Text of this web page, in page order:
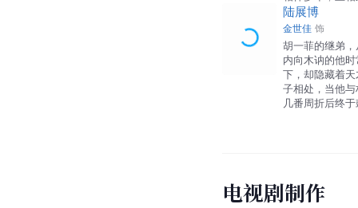
陆展博
金世佳 饰
胡一菲的继弟
内向木讷的他
下，却隐藏着
子相处，当他
几番周折后终
电视剧制作